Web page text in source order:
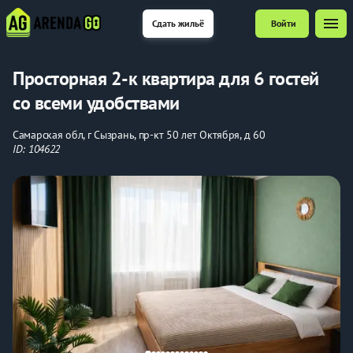
Сдать жильё Войти menu
Просторная 2-к квартира для 6 гостей
со всеми удобствами
Самарская обл, г Сызрань, пр-кт 50 лет Октября, д 60
ID: 104622